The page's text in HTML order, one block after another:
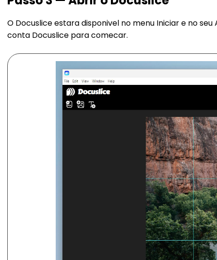
O Docuslice estara disponivel no menu Iniciar e no
conta Docuslice para comecar.